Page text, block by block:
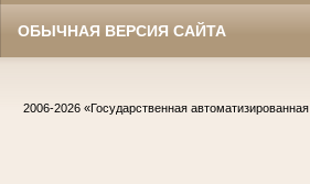
ОБЫЧНАЯ ВЕРСИЯ САЙТА
2006-2026 «Государственная